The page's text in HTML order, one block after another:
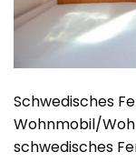
Schwedisches
Wohnmobil/
schwedisches